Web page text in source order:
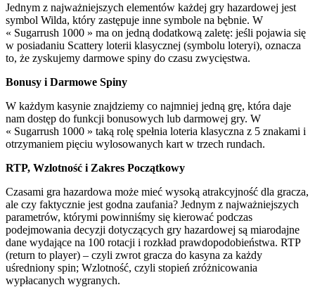
Jednym z najważniejszych elementów każdej gry hazardowej jest
symbol Wilda, który zastępuje inne symbole na bębnie. W
« Sugarrush 1000 » ma on jedną dodatkową zaletę: jeśli pojawia się
w posiadaniu Scattery loterii klasycznej (symbolu loteryi), oznacza
to, że zyskujemy darmowe spiny do czasu zwycięstwa.
Bonusy i Darmowe Spiny
W każdym kasynie znajdziemy co najmniej jedną grę, która daje
nam dostęp do funkcji bonusowych lub darmowej gry. W
« Sugarrush 1000 » taką rolę spełnia loteria klasyczna z 5 znakami i
otrzymaniem pięciu wylosowanych kart w trzech rundach.
RTP, Wzlotność i Zakres Początkowy
Czasami gra hazardowa może mieć wysoką atrakcyjność dla gracza,
ale czy faktycznie jest godna zaufania? Jednym z najważniejszych
parametrów, którymi powinniśmy się kierować podczas
podejmowania decyzji dotyczących gry hazardowej są miarodajne
dane wydające na 100 rotacji i rozkład prawdopodobieństwa. RTP
(return to player) – czyli zwrot gracza do kasyna za każdy
uśredniony spin; Wzlotność, czyli stopień zróżnicowania
wypłacanych wygranych.